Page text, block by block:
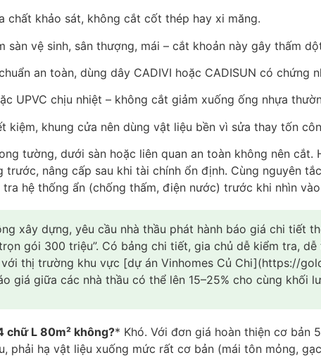
chất khảo sát, không cắt cốt thép hay xi măng.
sàn vệ sinh, sân thượng, mái – cắt khoản này gây thấm
an toàn, dùng dây CADIVI hoặc CADISUN có chứng
UPVC chịu nhiệt – không cắt giảm xuống ống nhựa
kiệm, khung cửa nên dùng vật liệu bền vì sửa thay tốn
tường, dưới sàn hoặc liên quan an toàn không nên
nâng cấp sau khi tài chính ổn định. Cùng nguyên
hệ thống ẩn (chống thấm, điện nước) trước khi nhìn
xây dựng, yêu cầu nhà thầu phát hành báo giá chi tiết
gói 300 triệu”. Có bảng chi tiết, gia chủ dễ kiểm tra,
thị trường khu vực [dự án Vinhomes Củ Chi](https://
giá giữa các nhà thầu có thể lên 15–25% cho cùng khối
chữ L 80m² không?* Khó. Với đơn giá hoàn thiện cơ bản
phải hạ vật liệu xuống mức rất cơ bản (mái tôn mỏng,